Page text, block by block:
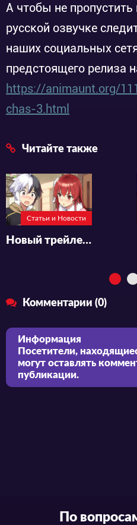
А чтобы не
русской озвучке
наших социальных
предстоящего релиза
https://animaunt.org/
chas-3.html
Читайте также
Статьи и Новости
Новый трейлер аниме «Eiyuu Kyoushitsu»
Комментарии (0)
Информация
Посетители,
могут оставлять
публикации.
По